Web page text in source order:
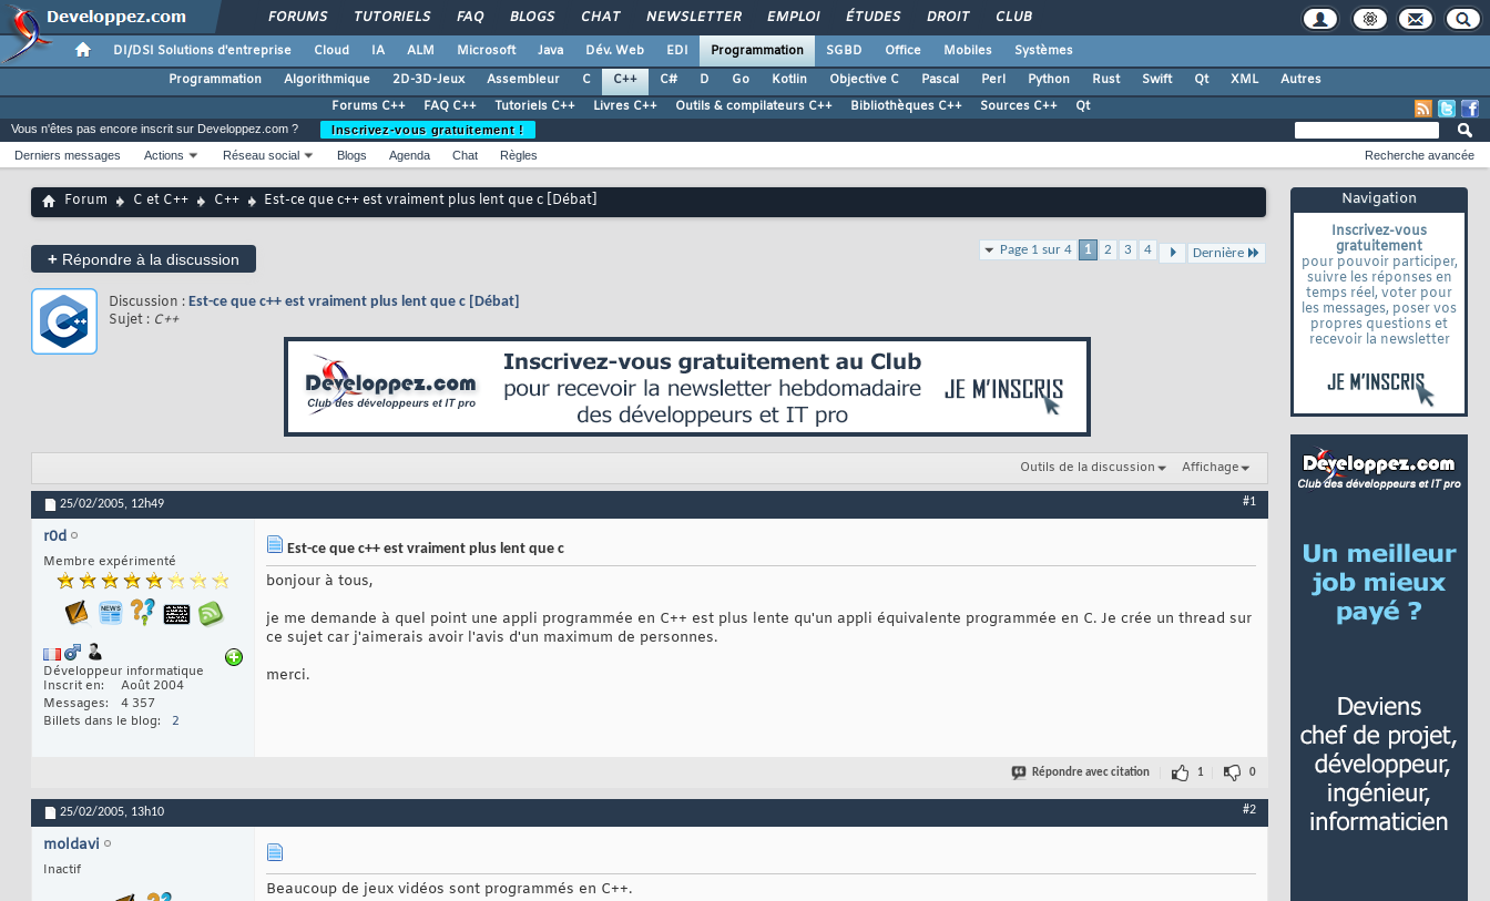
FORUMS TUTORIELS FAQ BLOGS CHAT NEWSLETTER EMPLOI ÉTUDES DROIT CLUB
DI/DSI Solutions d'entreprise Cloud IA ALM Microsoft Java Dév. Web EDI Programmation SGBD Office Mobiles
Systèmes
Programmation
Algorithmique 2D-3D-Jeux Assembleur C C++ C# D Go Kotlin Objective C Pascal Perl Python Rust Swift Qt XML
Autres
Forums C++
FAQ C++ Tutoriels C++ Livres C++ Outils & compilateurs C++ Bibliothèques C++ Sources C++ Qt
Navigation
Inscrivez-vous
gratuitement
pour pouvoir participer,
suivre les réponses en
temps réel, voter pour
les messages, poser vos
propres questions et
recevoir la newsletter
Vous n'êtes pas encore inscrit sur Developpez.com ?
Inscrivez-vous gratuitement !
Derniers messages
Actions Réseau social Blogs Agenda Chat Règles Recherche avancée
Forum C et C++ C++ Est-ce que c++ est vraiment plus lent que c [Débat]
+ Répondre à la discussion
Page 1 sur 4 1 2 3 4 Dernière
Discussion : Est-ce que c++ est vraiment plus lent que c [Débat]
Sujet : C++
Outils de la discussion Affichage
25/02/2005, 12h49 #1
r0d
Membre expérimenté
Développeur informatique
Inscrit en
Août 2004
Messages
4 357
Billets dans le blog
2
Est-ce que c++ est vraiment plus lent que c
bonjour à tous,
je me demande à quel point une appli programmée en C++ est plus lente qu'un appli équivalente programmée en C. Je crée un thread sur
ce sujet car j'aimerais avoir l'avis d'un maximum de personnes.
merci.
Répondre avec citation 1 0
25/02/2005, 13h10 #2
moldavi
Inactif
Beaucoup de jeux vidéos sont programmés en C++.